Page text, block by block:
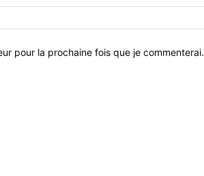
pour la prochaine fois que je commenterai.